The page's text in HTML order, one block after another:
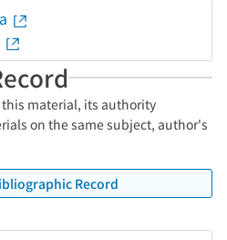
material, its authority
on the same subject, author's
Record